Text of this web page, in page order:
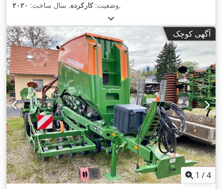
وضعیت:کارکرده, سال ساخت: ۲۰۲۰ ,
آگهی کوچک
1 /4